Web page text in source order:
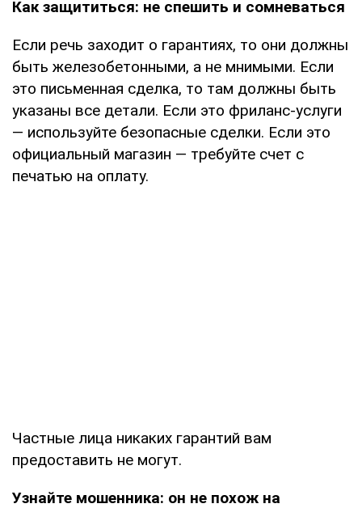
Как защититься: не спешить и сомневаться
Если речь заходит о гарантиях, то они должны
быть железобетонными, а не мнимыми. Если
это письменная сделка, то там должны быть
указаны все детали. Если это фриланс-услуги
— используйте безопасные сделки. Если это
официальный магазин — требуйте счет с
печатью на оплату.
Частные лица никаких гарантий вам
предоставить не могут.
Узнайте мошенника: он не похож на